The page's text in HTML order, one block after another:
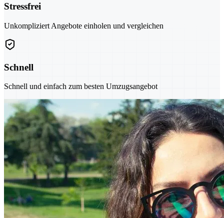
Stressfrei
Unkompliziert Angebote einholen und vergleichen
Schnell
Schnell und einfach zum besten Umzugsangebot